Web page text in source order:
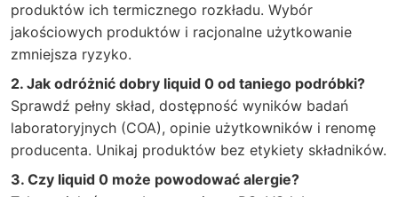
produktów ich termicznego rozkładu. Wybór
jakościowych produktów i racjonalne użytkowanie
zmniejsza ryzyko.
2. Jak odróżnić dobry liquid 0 od taniego podróbki?
Sprawdź pełny skład, dostępność wyników badań
laboratoryjnych (COA), opinie użytkowników i renomę
producenta. Unikaj produktów bez etykiety składników.
3. Czy liquid 0 może powodować alergie?